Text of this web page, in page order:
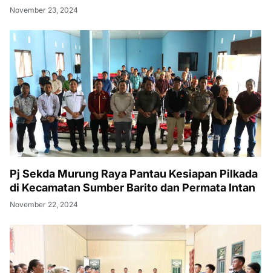
November 23, 2024
Pj Sekda Murung Raya Pantau Kesiapan Pilkada
di Kecamatan Sumber Barito dan Permata Intan
November 22, 2024